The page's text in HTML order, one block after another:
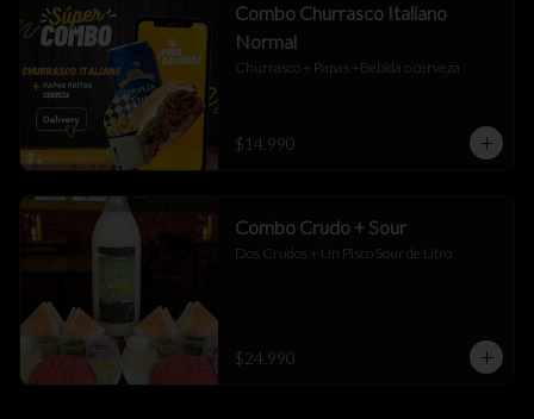
Combo Churrasco Italiano
Normal
Churrasco + Papas +Bebida o cerveza
$14.990
Combo Crudo + Sour
Dos Crudos + Un Pisco Sour de Litro
$24.990